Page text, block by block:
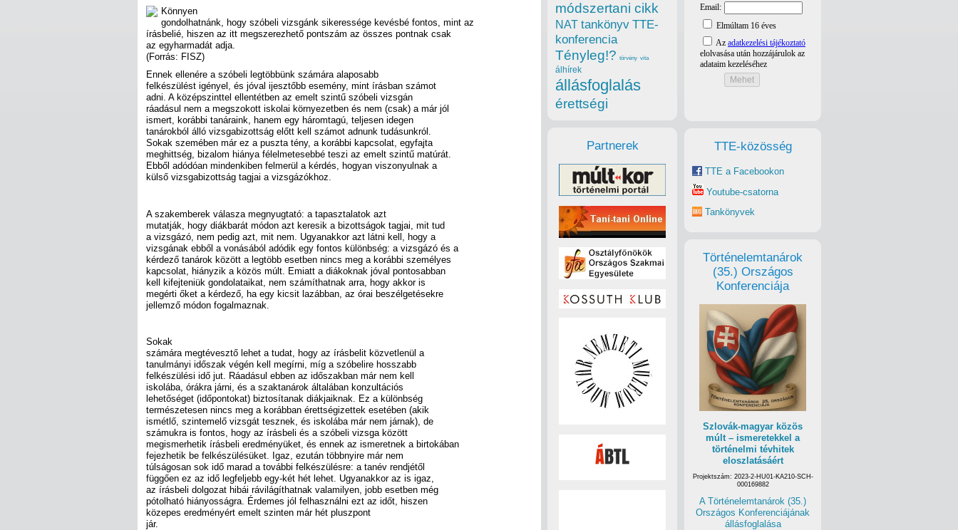
Könnyen
gondolhatnánk, hogy szóbeli vizsgánk sikeressége kevésbé fontos, mint az
írásbelié, hiszen az itt megszerezhető pontszám az összes pontnak csak
az egyharmadát adja.
(Forrás: FISZ)
Ennek ellenére a szóbeli legtöbbünk számára alaposabb
felkészülést igényel, és jóval ijesztőbb esemény, mint írásban számot
adni. A középszinttel ellentétben az emelt szintű szóbeli vizsgán
ráadásul nem a megszokott iskolai környezetben és nem (csak) a már jól
ismert, korábbi tanáraink, hanem egy háromtagú, teljesen idegen
tanárokból álló vizsgabizottság előtt kell számot adnunk tudásunkról.
Sokak szemében már ez a puszta tény, a korábbi kapcsolat, egyfajta
meghittség, bizalom hiánya félelmetesebbé teszi az emelt szintű matúrát.
Ebből adódóan mindenkiben felmerül a kérdés, hogyan viszonyulnak a
külső vizsgabizottság tagjai a vizsgázókhoz.
A szakemberek válasza megnyugtató: a tapasztalatok azt
mutatják, hogy diákbarát módon azt keresik a bizottságok tagjai, mit tud
a vizsgázó, nem pedig azt, mit nem. Ugyanakkor azt látni kell, hogy a
vizsgának ebből a vonásából adódik egy fontos különbség: a vizsgázó és a
kérdező tanárok között a legtöbb esetben nincs meg a korábbi személyes
kapcsolat, hiányzik a közös múlt. Emiatt a diákoknak jóval pontosabban
kell kifejteniük gondolataikat, nem számíthatnak arra, hogy akkor is
megérti őket a kérdező, ha egy kicsit lazábban, az órai beszélgetésekre
jellemző módon fogalmaznak.
Sokak
számára megtévesztő lehet a tudat, hogy az írásbelit közvetlenül a
tanulmányi időszak végén kell megírni, míg a szóbelire hosszabb
felkészülési idő jut. Ráadásul ebben az időszakban már nem kell
iskolába, órákra járni, és a szaktanárok általában konzultációs
lehetőséget (időpontokat) biztosítanak diákjaiknak. Ez a különbség
természetesen nincs meg a korábban érettségizettek esetében (akik
ismétlő, szintemelő vizsgát tesznek, és iskolába már nem járnak), de
számukra is fontos, hogy az írásbeli és a szóbeli vizsga között
megismerhetik írásbeli eredményüket, és ennek az ismeretnek a birtokában
fejezhetik be felkészülésüket. Igaz, ezután többnyire már nem
túlságosan sok idő marad a további felkészülésre: a tanév rendjétől
függően ez az idő legfeljebb egy-két hét lehet. Ugyanakkor az is igaz,
az írásbeli dolgozat hibái rávilágíthatnak valamilyen, jobb esetben még
pótolható hiányosságra. Érdemes jól felhasználni ezt az időt, hiszen
közepes eredményért emelt szinten már hét pluszpont
jár.
TTE-közösség
TTE a Facebookon
Youtube-csatorna
Tankönyvek
Történelemtanárok
(35.) Országos
Konferenciája
Szlovák-magyar közös
múlt – ismeretekkel a
történelmi tévhitek
eloszlatásáért
Projektszám: 2023-2-HU01-KA210-SCH-
000169882
A Történelemtanárok (35.)
Országos Konferenciájának
állásfoglalása
módszertani cikk
NAT tankönyv TTE-
konferencia
Tényleg!? törvény vita
álhírek
állásfoglalás
érettségi
Partnerek